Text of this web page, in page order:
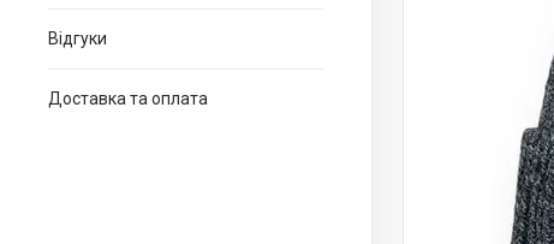
Відгуки
Доставка та оплата